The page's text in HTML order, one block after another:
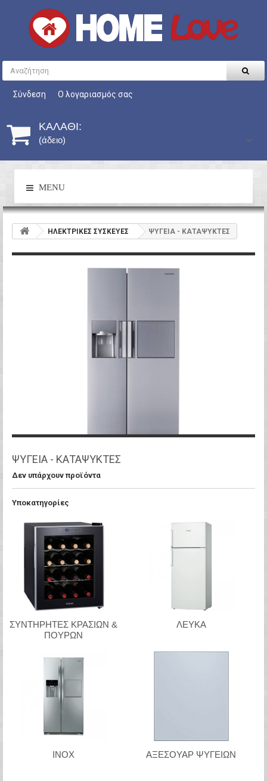
Σύνδεση Ο λογαριασμός σας
ΚΑΛΆΘΙ:
(άδειο)
MENU
HΛΕΚΤΡΙΚΕΣ ΣΥΣΚΕΥΕΣ ΨΥΓΕΙΑ - ΚΑΤΑΨΥΚΤΕΣ
ΨΥΓΕΙΑ - ΚΑΤΑΨΥΚΤΕΣ
Δεν υπάρχουν προϊόντα
Υποκατηγορίες
ΣΥΝΤΗΡΗΤΕΣ ΚΡΑΣΙΩΝ &
ΠΟΥΡΩΝ
ΛΕΥΚΑ
INOX ΑΞΕΣΟΥΑΡ ΨΥΓΕΙΩΝ